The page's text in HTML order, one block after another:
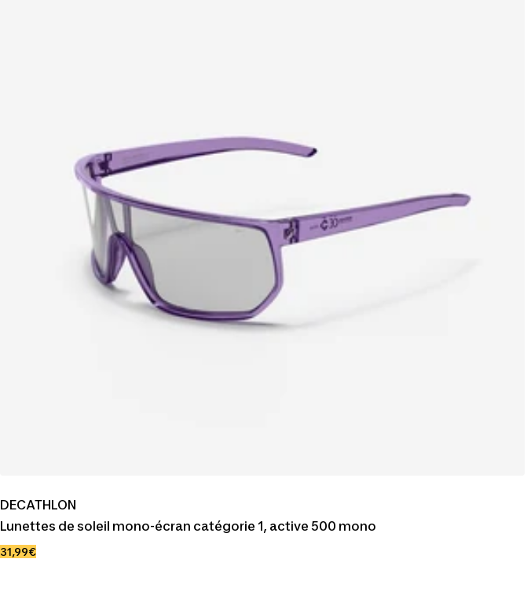
DECATHLON
Lunettes de soleil mono-écran catégorie 1, active 500 mono
Prix
31,99€